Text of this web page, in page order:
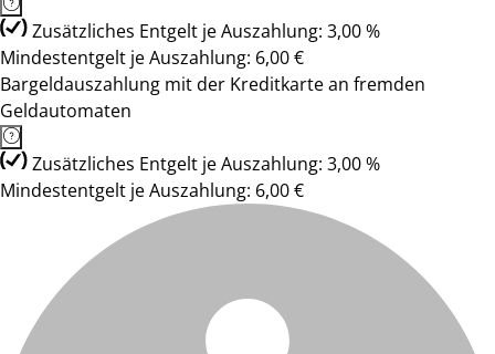
Zusätzliches Entgelt je Auszahlung: 3,00 %
Mindestentgelt je Auszahlung: 6,00 €
Bargeldauszahlung mit der Kreditkarte an fremden
Geldautomaten
Zusätzliches Entgelt je Auszahlung: 3,00 %
Mindestentgelt je Auszahlung: 6,00 €